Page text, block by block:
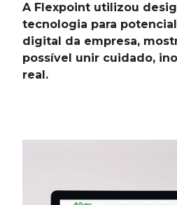
A Flexpoint utilizou
tecnologia para
digital da empresa,
possível unir cuidado,
real.